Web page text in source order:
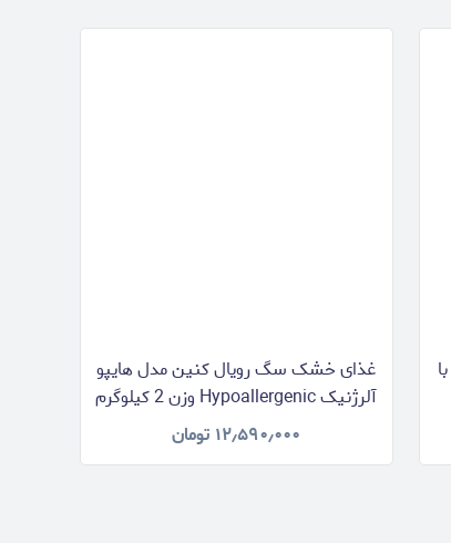
غذای خشک سگ بالغ رفلکس Reflex با
غذای خشک سگ رویال کنین مدل هایپو
آلرژنیک Hypoallergenic وزن 2 کیلوگرم
۱۲٫۵۹۰٫۰۰۰ تومان